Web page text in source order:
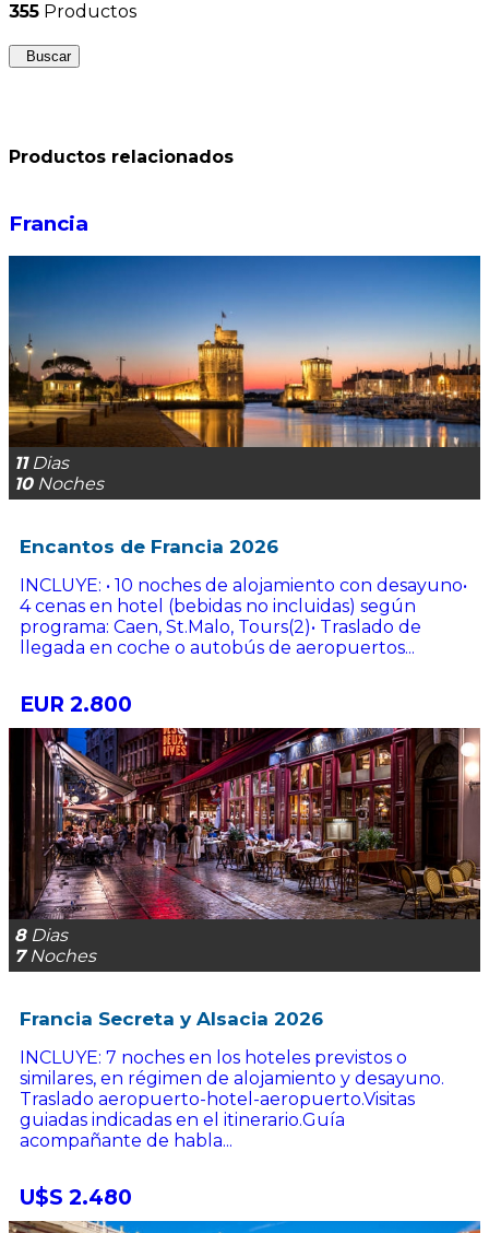
355 Productos
Buscar
Productos relacionados
Francia
11Dias
10Noches
Encantos de Francia 2026
INCLUYE: • 10 noches de alojamiento con desayuno•
4 cenas en hotel (bebidas no incluidas) según
programa: Caen, St.Malo, Tours(2)• Traslado de
llegada en coche o autobús de aeropuertos...
EUR 2.800
8Dias
7Noches
Francia Secreta y Alsacia 2026
INCLUYE: 7 noches en los hoteles previstos o
similares, en régimen de alojamiento y desayuno.
Traslado aeropuerto-hotel-aeropuerto.Visitas
guiadas indicadas en el itinerario.Guía
acompañante de habla...
U$S 2.480